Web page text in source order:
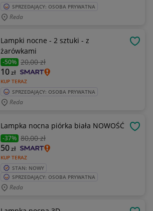
SPRZEDAJĄCY: OSOBA PRYWATNA
Reda
Lampki nocne - 2 sztuki - z
żarówkami
-50% 20,00 zł
KUP TERAZ
10zł
SPRZEDAJĄCY: OSOBA PRYWATNA
Reda
Lampka nocna piórka biała NOWOŚĆ
-37% 80,00 zł
KUP TERAZ
50zł
STAN: NOWY
SPRZEDAJĄCY: OSOBA PRYWATNA
Reda